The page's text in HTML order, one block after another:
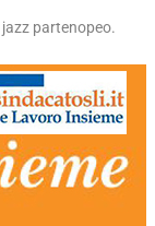
partenopeo.